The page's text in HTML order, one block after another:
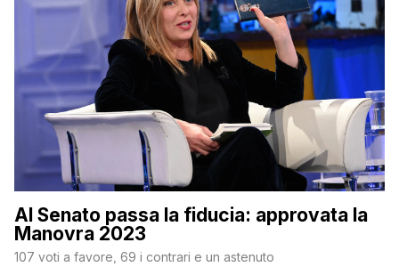
Al Senato passa la fiducia: approvata la
Manovra 2023
107 voti a favore, 69 i contrari e un astenuto